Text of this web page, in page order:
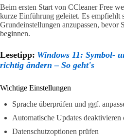
Beim ersten Start von CCleaner Free
kurze Einführung geleitet. Es empfiehlt
Grundeinstellungen anzupassen, bevor
beginnen.
Lesetipp: Windows 11: Symbol-
richtig ändern – So geht's
Wichtige Einstellungen
Sprache überprüfen und ggf.
Automatische Updates deaktivieren
Datenschutzoptionen prüfen